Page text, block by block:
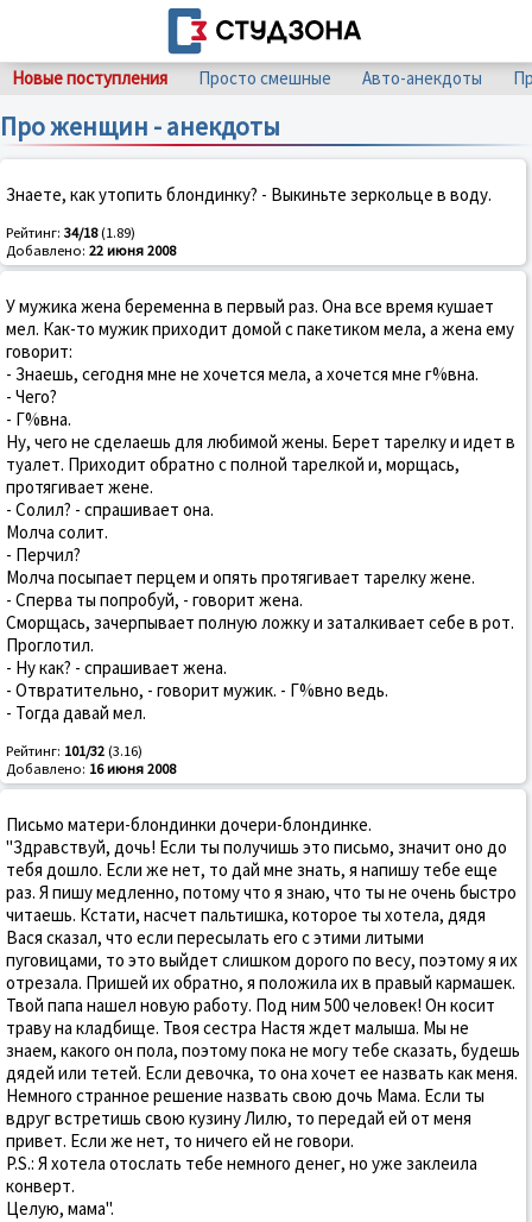
Новые поступления Просто смешные Авто-анекдоты
Про женщин - анекдоты
Знаете, как утопить блондинку? - Выкиньте зеркольце в воду.
Рейтинг: 34/18(1.89)
Добавлено: 22 июня 2008
У мужика жена беременна в первый раз. Она все время кушает
мел. Как-то мужик приходит домой с пакетиком мела, а жена ему
говорит:
- Знаешь, сегодня мне не хочется мела, а хочется мне г%вна.
- Чего?
- Г%вна.
Ну, чего не сделаешь для любимой жены. Берет тарелку и идет в
туалет. Приходит обратно с полной тарелкой и, морщась,
протягивает жене.
- Солил? - спрашивает она.
Молча солит.
- Перчил?
Молча посыпает перцем и опять протягивает тарелку жене.
- Сперва ты попробуй, - говорит жена.
Сморщась, зачерпывает полную ложку и заталкивает себе в рот.
Проглотил.
- Ну как? - спрашивает жена.
- Отвратительно, - говорит мужик. - Г%вно ведь.
- Тогда давай мел.
Рейтинг: 101/32 (3.16)
Добавлено: 16 июня 2008
Письмо матери-блондинки дочери-блондинке.
"Здравствуй, дочь! Если ты получишь это письмо, значит оно до
тебя дошло. Если же нет, то дай мне знать, я напишу тебе еще
раз. Я пишу медленно, потому что я знаю, что ты не очень быстро
читаешь. Кстати, насчет пальтишка, которое ты хотела, дядя
Вася сказал, что если пересылать его с этими литыми
пуговицами, то это выйдет слишком дорого по весу, поэтому я их
отрезала. Пришей их обратно, я положила их в правый кармашек.
Твой папа нашел новую работу. Под ним 500 человек! Он косит
траву на кладбище. Твоя сестра Настя ждет малыша. Мы не
знаем, какого он пола, поэтому пока не могу тебе сказать, будешь
дядей или тетей. Если девочка, то она хочет ее назвать как меня.
Немного странное решение назвать свою дочь Мама. Если ты
вдруг встретишь свою кузину Лилю, то передай ей от меня
привет. Если же нет, то ничего ей не говори.
P.S.: Я хотела отослать тебе немного денег, но уже заклеила
конверт.
Целую, мама".